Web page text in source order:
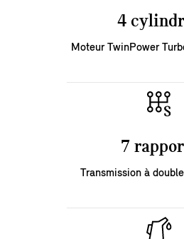
4
Moteur TwinPower
7
Transmission à